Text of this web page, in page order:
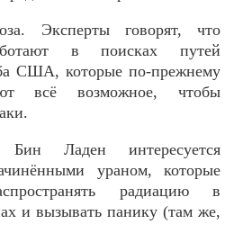
Эксперты говорят, что
в поисках путей
США, которые по-прежнему
всё возможное, чтобы
Ладен интересуется
ураном, которые
радиацию в
и вызывать панику (там же,